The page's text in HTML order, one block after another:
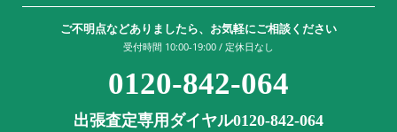
ご不明点などありましたら、お気軽にご相談ください
受付時間 10:00-19:00 / 定休日なし
0120-842-064
出張査定専用ダイヤル0120-842-064